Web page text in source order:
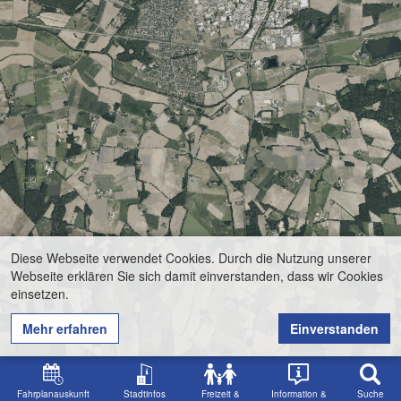
Fahrplanauskunft Stadtinfos
Freizeit &
Information &
Suche
Diese Webseite verwendet Cookies. Durch die Nutzung unserer
Webseite erklären Sie sich damit einverstanden, dass wir Cookies
einsetzen.
Mehr erfahren
Einverstanden